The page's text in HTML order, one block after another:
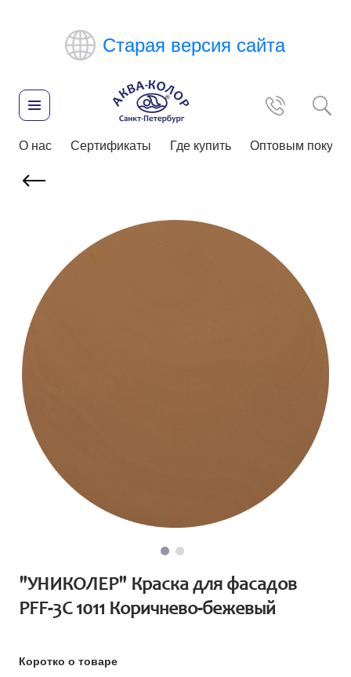
Старая версия сайта
О нас Сертификаты Где купить Оптовым
"УНИКОЛЕР" Краска для фасадов
PFF-3C 1011 Коричнево-бежевый
Коротко о товаре